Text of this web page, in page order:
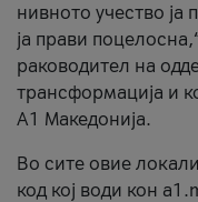
нивното учество ја
ја прави
раководител на
трансформација и
А1 Македонија.
Во сите овие
код кој води кон